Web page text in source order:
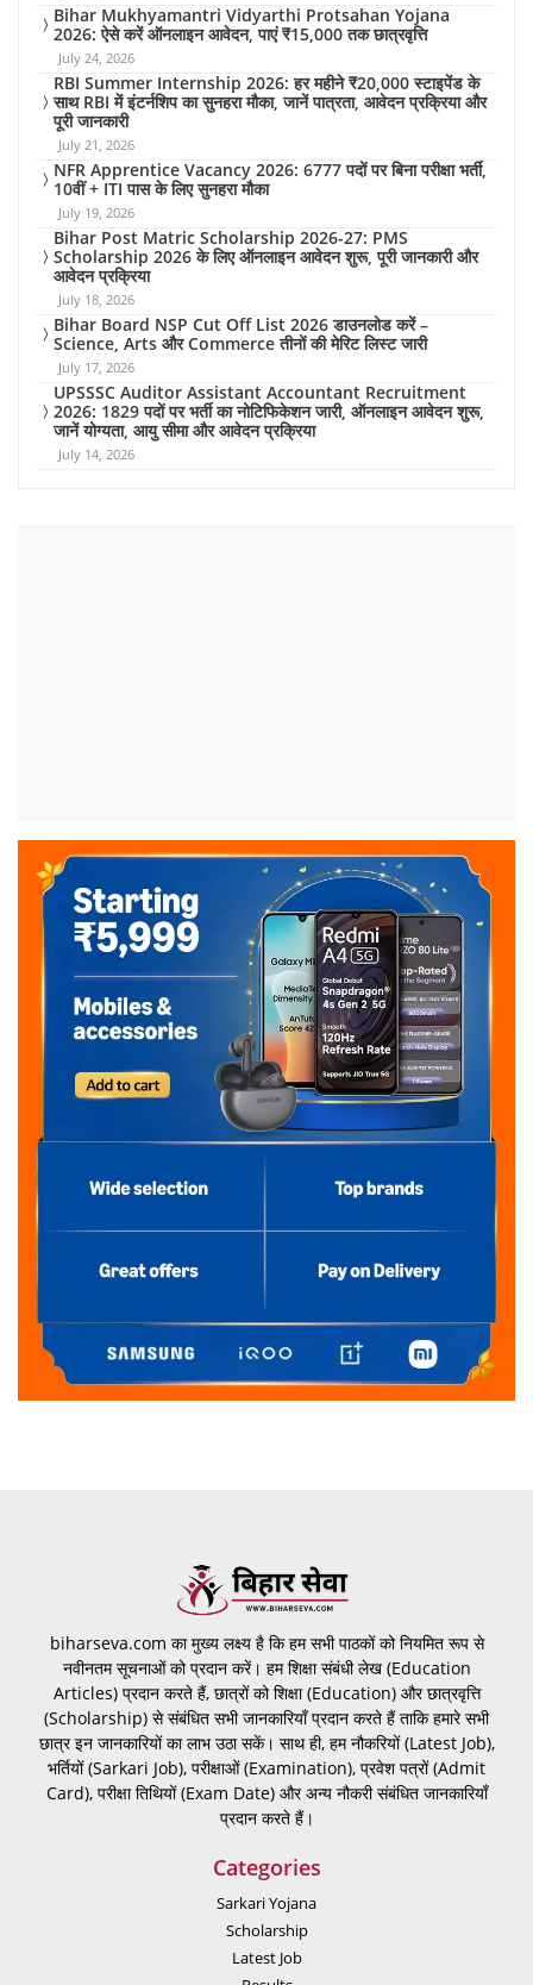
Bihar Mukhyamantri Vidyarthi Protsahan Yojana
2026: ऐसे करें ऑनलाइन आवेदन, पाएं ₹15,000 तक छात्रवृत्ति
July 24, 2026
RBI Summer Internship 2026: हर महीने ₹20,000 स्टाइपेंड के
साथ RBI में इंटर्नशिप का सुनहरा मौका, जानें पात्रता, आवेदन प्रक्रिया और
पूरी जानकारी
July 21, 2026
NFR Apprentice Vacancy 2026: 6777 पदों पर बिना परीक्षा भर्ती,
10वीं + ITI पास के लिए सुनहरा मौका
July 19, 2026
Bihar Post Matric Scholarship 2026-27: PMS
Scholarship 2026 के लिए ऑनलाइन आवेदन शुरू, पूरी जानकारी और
आवेदन प्रक्रिया
July 18, 2026
Bihar Board NSP Cut Off List 2026 डाउनलोड करें –
Science, Arts और Commerce तीनों की मेरिट लिस्ट जारी
July 17, 2026
UPSSSC Auditor Assistant Accountant Recruitment
2026: 1829 पदों पर भर्ती का नोटिफिकेशन जारी, ऑनलाइन आवेदन शुरू,
जानें योग्यता, आयु सीमा और आवेदन प्रक्रिया
July 14, 2026
biharseva.com का मुख्य लक्ष्य है कि हम सभी पाठकों को नियमित रूप से
नवीनतम सूचनाओं को प्रदान करें। हम शिक्षा संबंधी लेख (Education
Articles) प्रदान करते हैं, छात्रों को शिक्षा (Education) और छात्रवृत्ति
(Scholarship) से संबंधित सभी जानकारियाँ प्रदान करते हैं ताकि हमारे सभी
छात्र इन जानकारियों का लाभ उठा सकें। साथ ही, हम नौकरियों (Latest Job),
भर्तियों (Sarkari Job), परीक्षाओं (Examination), प्रवेश पत्रों (Admit
Card), परीक्षा तिथियों (Exam Date) और अन्य नौकरी संबंधित जानकारियाँ
प्रदान करते हैं।
Categories
Sarkari Yojana
Scholarship
Latest Job